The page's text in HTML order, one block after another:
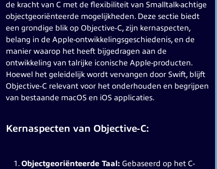
de kracht van C met de flexibiliteit van Smalltalk-achtige
objectgeoriënteerde mogelijkheden. Deze sectie biedt
een grondige blik op Objective-C, zijn kernaspecten,
belang in de Apple-ontwikkelingsgeschiedenis, en de
manier waarop het heeft bijgedragen aan de
ontwikkeling van talrijke iconische Apple-producten.
Hoewel het geleidelijk wordt vervangen door Swift, blijft
Objective-C relevant voor het onderhouden en begrijpen
van bestaande macOS en iOS applicaties.
Kernaspecten van Objective-C:
Objectgeoriënteerde Taal: Gebaseerd op het C-